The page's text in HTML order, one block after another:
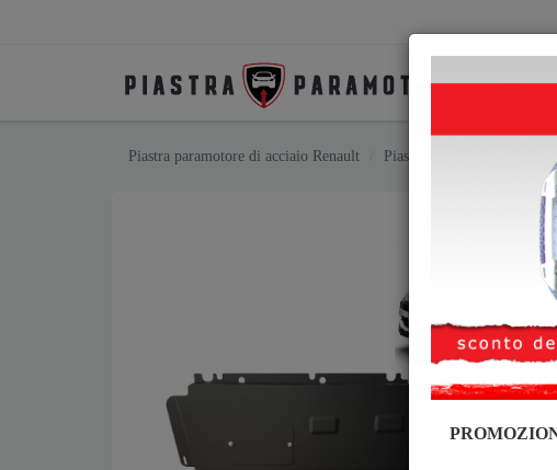
Piastra paramotore di acciaio Renault Piastra paramotore di